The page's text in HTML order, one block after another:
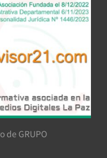
de GRUPO